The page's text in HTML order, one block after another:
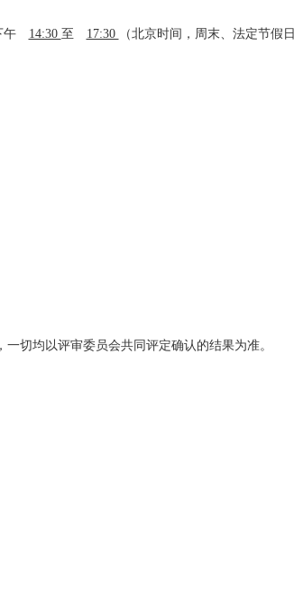
午 14:30 至 17:30
（北京时间，周末、法定节假
切均以评审委员会共同评定确认的结果为准。